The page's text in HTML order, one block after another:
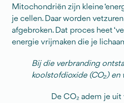
Mitochondriën zijn kleine
je cellen. Daar worden
afgebroken. Dat proces heet
energie vrijmaken die je
Bij die verbranding
koolstofdioxide (CO₂) en
De CO₂ adem je